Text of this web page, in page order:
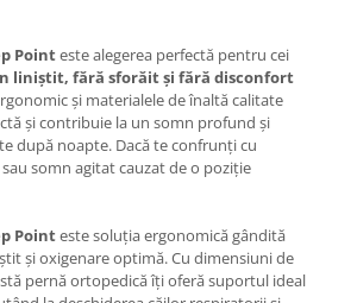
Pointeste alegerea perfectă pentru cei
liniștit, fără sforăit și fără disconfort
și materialele de înaltă calitate
și contribuie la un somn profund și
după noapte. Dacă te confrunți cu
somn agitat cauzat de o poziție
Pointeste soluția ergonomică gândită
și oxigenare optimă. Cu dimensiuni de
pernă ortopedică îți oferă suportul ideal